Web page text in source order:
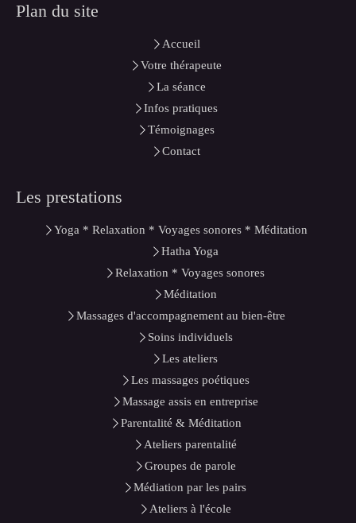
Plan du site
Accueil
Votre thérapeute
La séance
Infos pratiques
Témoignages
Contact
Les prestations
Yoga * Relaxation * Voyages sonores * Méditation
Hatha Yoga
Relaxation * Voyages sonores
Méditation
Massages d'accompagnement au bien-être
Soins individuels
Les ateliers
Les massages poétiques
Massage assis en entreprise
Parentalité & Méditation
Ateliers parentalité
Groupes de parole
Médiation par les pairs
Ateliers à l'école